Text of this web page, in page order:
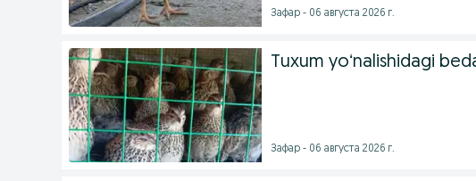
Зафар - 06 августа 2026 г.
Tuxum yoʻnalishidagi
Зафар - 06 августа 2026 г.